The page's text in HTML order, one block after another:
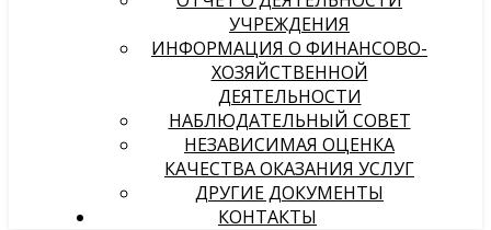
УЧРЕЖДЕНИЯ
ИНФОРМАЦИЯ О ФИНАНСОВО-
ХОЗЯЙСТВЕННОЙ
ДЕЯТЕЛЬНОСТИ
НАБЛЮДАТЕЛЬНЫЙ СОВЕТ
НЕЗАВИСИМАЯ ОЦЕНКА
КАЧЕСТВА ОКАЗАНИЯ УСЛУГ
ДРУГИЕ ДОКУМЕНТЫ
КОНТАКТЫ